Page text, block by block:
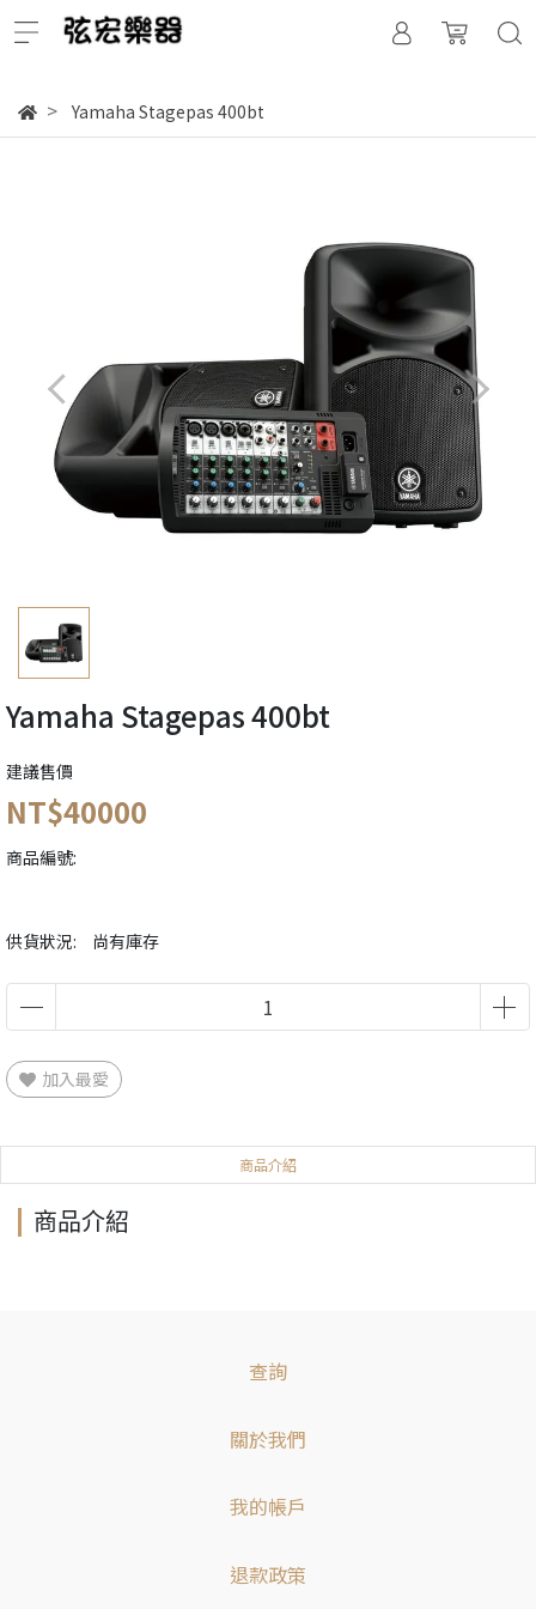
Yamaha Stagepas 400bt
Yamaha Stagepas 400bt
建議售價
NT$40000
商品編號:
供貨狀況: 尚有庫存
加入最愛
商品介紹
商品介紹
查詢
關於我們
我的帳戶
退款政策